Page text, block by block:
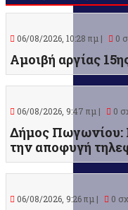
06/08/2026, 10:28 πμ | 0
Αμοιβή αργίας
06/08/2026, 9:47 πμ | 0
Δήμος Πωγωνίου:
την αποφυγή
06/08/2026, 9:26 πμ | 0